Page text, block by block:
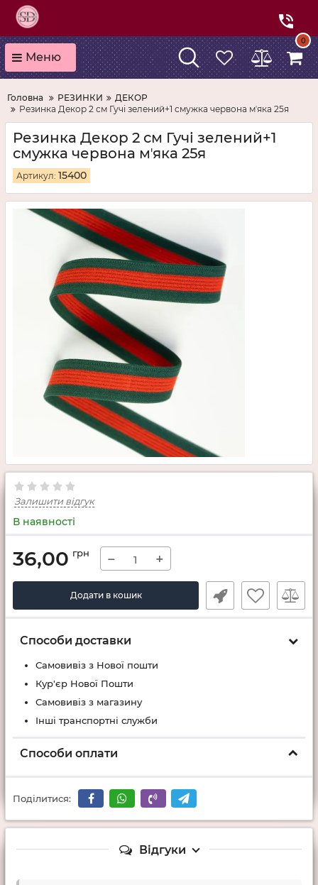
Меню
0
Головна РЕЗИНКИ
ДЕКОР
Резинка Декор 2 см Гучі зелений+1 смужка червона мʼяка 25я
Резинка Декор 2 см Гучі зелений+1
смужка червона мʼяка 25я
Артикул: 15400
Залишити відгук
В наявності
36,00 грн − +
Додати в кошик
Способи доставки
Самовивіз з Нової пошти
Кур'єр Нової Пошти
Самовивіз з магазину
Інші транспортні служби
Способи оплати
Поділитися:
Відгуки